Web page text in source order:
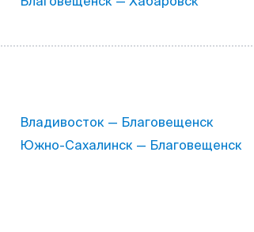
Владивосток — Благовещенск
Южно-Сахалинск — Благовещенск